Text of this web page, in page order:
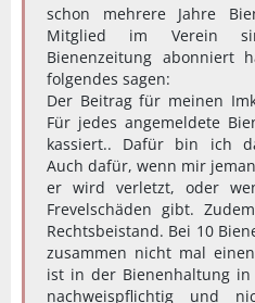
schon mehrere Jahre
Mitglied im Verein
Bienenzeitung abonniert
folgendes sagen:
Der Beitrag für meinen
Für jedes angemeldete
kassiert.. Dafür bin ich
Auch dafür, wenn mir
er wird verletzt, oder
Frevelschäden gibt.
Rechtsbeistand. Bei 10
zusammen nicht mal
ist in der Bienenhaltung
nachweispflichtig und